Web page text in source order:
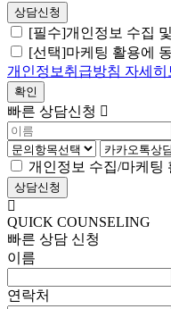
[필수]개인정보 수집
[선택]마케팅 활용에
개인정보취급방침 자세히
빠른 상담신청
개인정보 수집/마케팅
QUICK COUNSELING
빠른 상담 신청
이름
연락처